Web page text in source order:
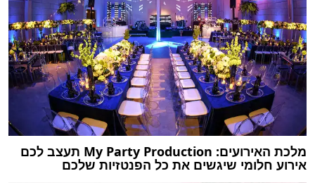
מלכת האירועים: My Party Production תעצב לכם
אירוע חלומי שיגשים את כל הפנטזיות שלכם